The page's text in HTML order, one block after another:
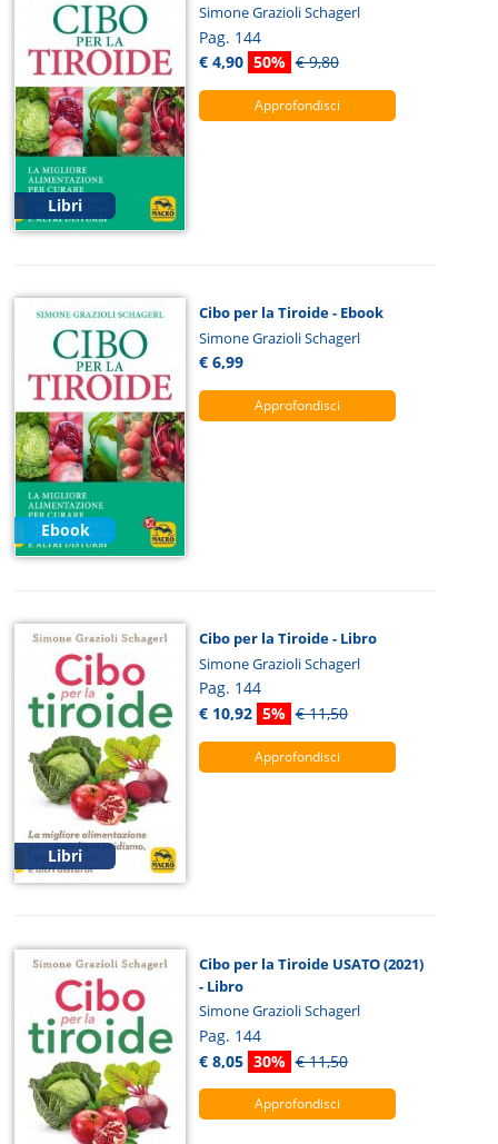
Libri
Simone Grazioli Schagerl
Pag. 144
€ 4,90 50% € 9,80
Approfondisci
Ebook
Cibo per la Tiroide - Ebook
Simone Grazioli Schagerl
€ 6,99
Approfondisci
Libri
Cibo per la Tiroide - Libro
Simone Grazioli Schagerl
Pag. 144
€ 10,92 5% € 11,50
Approfondisci
Cibo per la Tiroide USATO (2021)
- Libro
Simone Grazioli Schagerl
Pag. 144
€ 8,05 30% € 11,50
Approfondisci